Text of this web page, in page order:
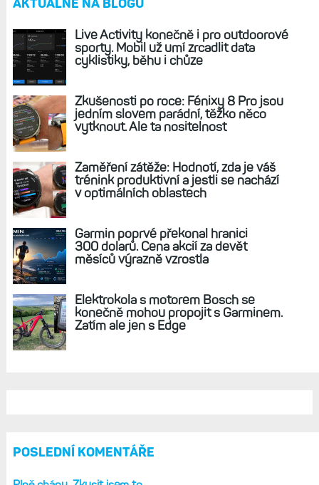
Jasnější displej AMOLED v hodinkách výrazně
zlepší uživatelský zážitek. Jak si stojí vedle
Apple Watch?